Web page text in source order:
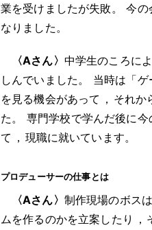
業を受けましたが失敗 。
今の
なりました 。
〈Aさん〉 中学生のころに
しんでいました 。
当時は「
を見る機会があって ， それか
た 。
専門学校で学んだ後に
て ， 現職に就いています。
プロデューサーの仕事とは
〈Aさん〉 制作現場のボス
ムを作るのかを立案したり
，